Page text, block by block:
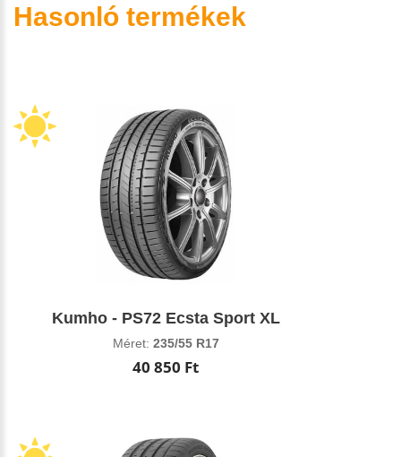
Hasonló termékek
Kumho - PS72 Ecsta Sport XL
Méret: 235/55 R17
40 850 Ft